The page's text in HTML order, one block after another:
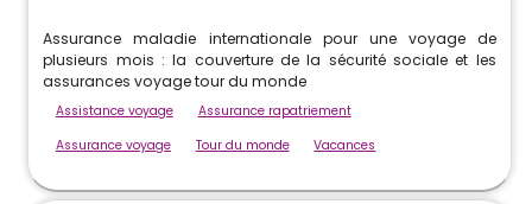
Assurance maladie internationale pour une voyage de
plusieurs mois : la couverture de la sécurité sociale et les
assurances voyage tour du monde
Assistance voyage
Assurance rapatriement
Assurance voyage
Tour du monde Vacances